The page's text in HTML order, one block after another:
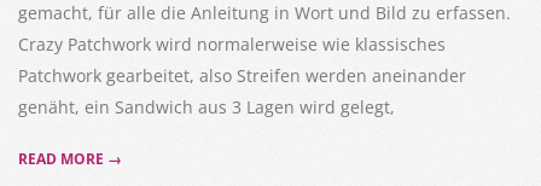
gemacht, für alle die Anleitung in Wort und Bild zu erfassen.
Crazy Patchwork wird normalerweise wie klassisches
Patchwork gearbeitet, also Streifen werden aneinander
genäht, ein Sandwich aus 3 Lagen wird gelegt,
READ MORE →